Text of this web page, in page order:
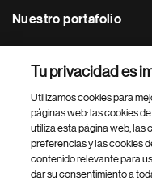
Nuestro portafolio
Footer Site Search
Tu privacidad es
Utilizamos cookies para
páginas web: las cookies
utiliza esta página web, las
preferencias y las cookies
contenido relevante para
dar su consentimiento a